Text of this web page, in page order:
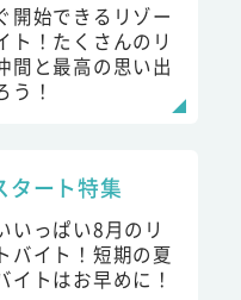
開始できるリゾー
ト！たくさんのリ
間と最高の思い出
う！
タート特集
いっぱい8月のリ
バイト！短期の夏
イトはお早めに！